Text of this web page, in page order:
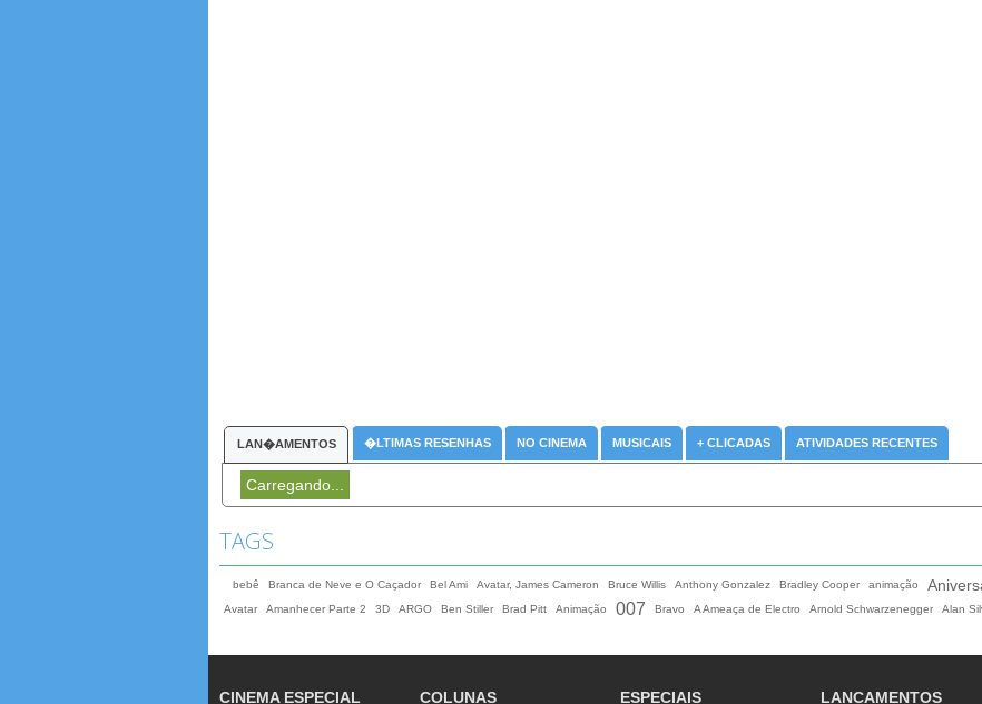
LAN�AMENTOS �LTIMAS RESENHAS NO CINEMA MUSICAIS + CLICADAS ATIVIDADES RECENTES
Carregando...
TAGS
bebê Branca de Neve e O Caçador Bel Ami Avatar, James Cameron Bruce Willis Anthony Gonzalez Bradley Cooper animação
Avatar
Amanhecer Parte 2 3D ARGO Ben Stiller Brad Pitt Animação 007 Bravo A Ameaça de Electro Arnold Schwarzenegger Alan
CINEMA ESPECIAL COLUNAS ESPECIAIS LANCAMENTOS